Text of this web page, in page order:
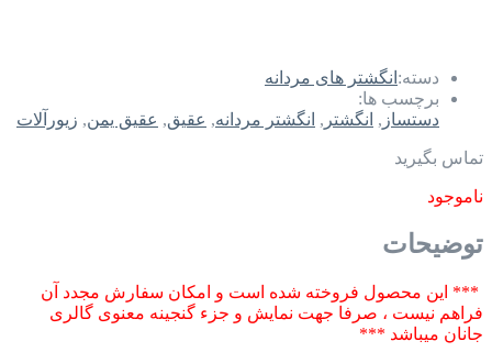
دسته: انگشتر های مردانه
برچسب ها:
دستساز , انگشتر , انگشتر مردانه, عقیق, عقیق یمن, زیورآلات
تماس بگیرید
ناموجود
توضیحات
*** این محصول فروخته شده است و امکان سفارش مجدد آن
فراهم نیست ، صرفا جهت نمایش و جزء گنجینه معنوی گالری
جانان میباشد ***